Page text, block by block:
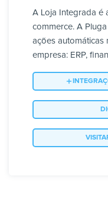
A Loja Integrada é
commerce. A
ações automáticas
empresa: ERP,